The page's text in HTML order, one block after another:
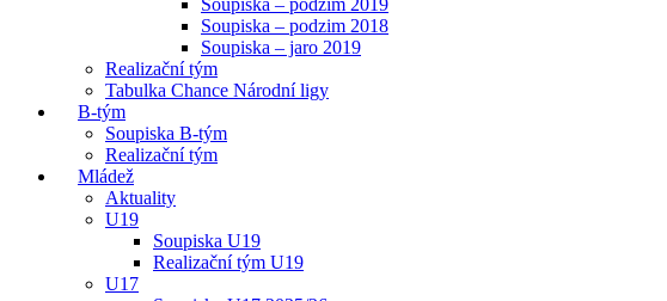
Soupiska – podzim 2019
Soupiska – podzim 2018
Soupiska – jaro 2019
Realizační tým
Tabulka Chance Národní ligy
B-tým
Soupiska B-tým
Realizační tým
Mládež
Aktuality
U19
Soupiska U19
Realizační tým U19
U17